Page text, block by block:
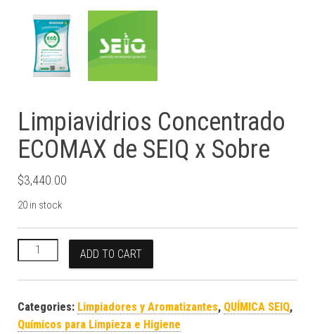
Limpiavidrios Concentrado
ECOMAX de SEIQ x Sobre
$3,440.00
20 in stock
Limpiavidrios Concentrado ECOMAX de SEIQ x Sobre quantity
ADD TO CART
Categories: Limpiadores y Aromatizantes, QUÍMICA SEIQ,
Químicos para Limpieza e Higiene